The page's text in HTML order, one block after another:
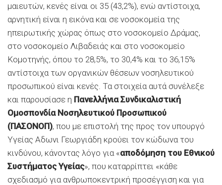
μαιευτών, κενές είναι οι 35 (43,2%), ενώ αντίστοιχα,
αρνητική είναι η εικόνα και σε νοσοκομεία της
ηπειρωτικής χώρας όπως στο νοσοκομείο Δράμας,
στο νοσοκομείο Λιβαδειάς και στο νοσοκομείο
Κομοτηνής, όπου το 28,5%, το 30,4% και το 36,15%
αντίστοιχα των οργανικών θέσεων νοσηλευτικού
προσωπικού είναι κενές. Τα στοιχεία αυτά συνέλεξε
και παρουσίασε η Πανελλήνια Συνδικαλιστική
Ομοσπονδία Νοσηλευτικού Προσωπικού
(ΠΑΣΟΝΟΠ), που με επιστολή της προς τον υπουργό
Υγείας Αδωνι Γεωργιάδη κρούει τον κώδωνα του
κινδύνου, κάνοντας λόγο για «αποδόμηση του Εθνικού
Συστήματος Υγείας», που καταρρίπτει «κάθε
σχεδιασμό για ανθρωποκεντρική προσέγγιση και για